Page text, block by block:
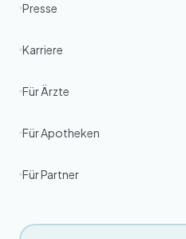
Presse
Karriere
Für Ärzte
Für Apotheken
Für Partner